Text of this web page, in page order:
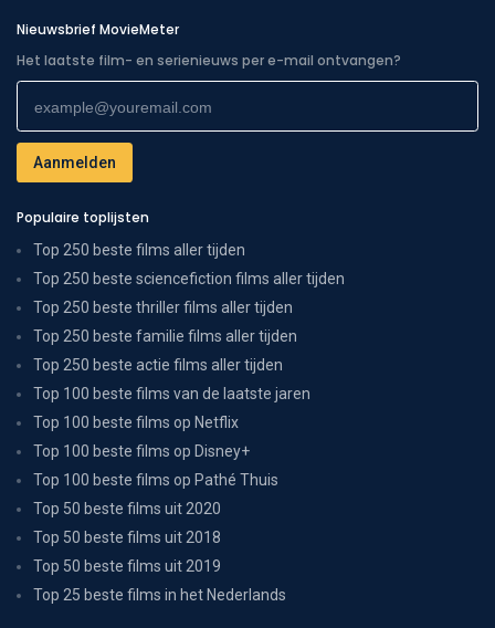
Nieuwsbrief MovieMeter
Het laatste film- en serienieuws per e-mail ontvangen?
Populaire toplijsten
Top 250 beste films aller tijden
Top 250 beste sciencefiction films aller tijden
Top 250 beste thriller films aller tijden
Top 250 beste familie films aller tijden
Top 250 beste actie films aller tijden
Top 100 beste films van de laatste jaren
Top 100 beste films op Netflix
Top 100 beste films op Disney+
Top 100 beste films op Pathé Thuis
Top 50 beste films uit 2020
Top 50 beste films uit 2018
Top 50 beste films uit 2019
Top 25 beste films in het Nederlands